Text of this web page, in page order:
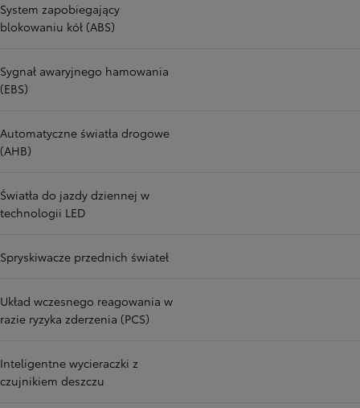
System zapobiegający
blokowaniu kół (ABS)
Sygnał awaryjnego hamowania
(EBS)
Automatyczne światła drogowe
(AHB)
Światła do jazdy dziennej w
technologii LED
Spryskiwacze przednich świateł
Układ wczesnego reagowania w
razie ryzyka zderzenia (PCS)
Inteligentne wycieraczki z
czujnikiem deszczu